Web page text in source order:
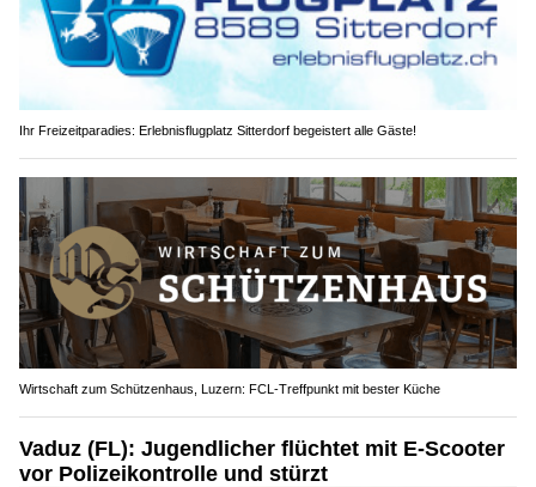
Ihr Freizeitparadies: Erlebnisflugplatz Sitterdorf begeistert alle Gäste!
Wirtschaft zum Schützenhaus, Luzern: FCL-Treffpunkt mit bester Küche
Vaduz (FL): Jugendlicher flüchtet mit E-Scooter
vor Polizeikontrolle und stürzt